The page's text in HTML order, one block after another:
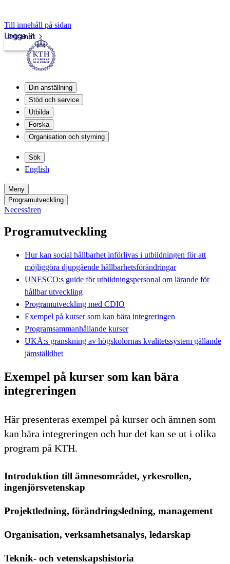
Till innehåll på sidan
Intranät
Logga in
Din anställning
Stöd och service
Utbilda
Forska
Organisation och styrning
Sök
English
Meny
Programutveckling
Necessären
Programutveckling
Hur kan social hållbarhet införlivas i utbildningen för att
möjliggöra djupgående hållbarhetsförändringar
UNESCO:s guide för utbildningspersonal om lärande för
hållbar utveckling
Programutveckling med CDIO
Exempel på kurser som kan bära integreringen
Programsammanhållande kurser
UKÄ:s granskning av högskolornas kvalitetssystem gällande
jämställdhet
Exempel på kurser som kan bära
integreringen
Här presenteras exempel på kurser och ämnen som
kan bära integreringen och hur det kan se ut i olika
program på KTH.
Introduktion till ämnesområdet, yrkesrollen,
ingenjörsvetenskap
Projektledning, förändringsledning, management
Organisation, verksamhetsanalys, ledarskap
Teknik- och vetenskapshistoria